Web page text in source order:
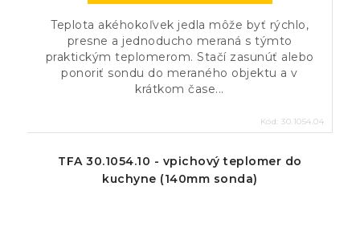
Teplota akéhokoľvek jedla môže byť rýchlo,
presne a jednoducho meraná s týmto
praktickým teplomerom. Stačí zasunúť alebo
ponoriť sondu do meraného objektu a v
krátkom čase...
Kód: 30.1054.04
TFA 30.1054.10 - vpichový teplomer do
kuchyne (140mm sonda)